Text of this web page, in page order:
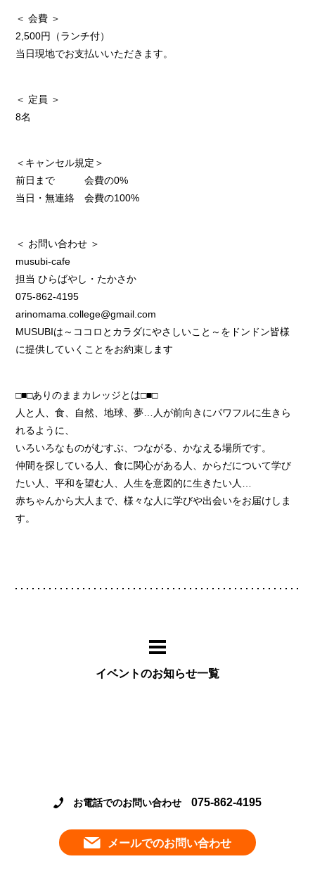
＜ 会費 ＞
2,500円（ランチ付）
当日現地でお支払いいただきます。
＜ 定員 ＞
8名
＜キャンセル規定＞
前日まで 会費の0%
当日・無連絡 会費の100%
＜ お問い合わせ ＞
musubi-cafe
担当 ひらばやし・たかさか
075-862-4195
arinomama.college@gmail.com
MUSUBIは～ココロとカラダにやさしいこと～をドンドン皆様
に提供していくことをお約束します
□■□ありのままカレッジとは□■□
人と人、食、自然、地球、夢…人が前向きにパワフルに生きら
れるように、
いろいろなものがむすぶ、つながる、かなえる場所です。
仲間を探している人、食に関心がある人、からだについて学び
たい人、平和を望む人、人生を意図的に生きたい人…
赤ちゃんから大人まで、様々な人に学びや出会いをお届けしま
す。
イベントのお知らせ一覧
お電話でのお問い合わせ 075-862-4195
メールでのお問い合わせ